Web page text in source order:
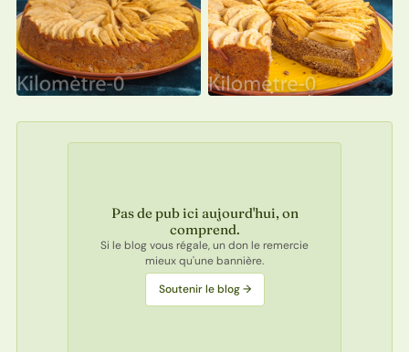
Pas de pub ici aujourd'hui, on
comprend.
Si le blog vous régale, un don le remercie
mieux qu'une bannière.
Soutenir le blog →